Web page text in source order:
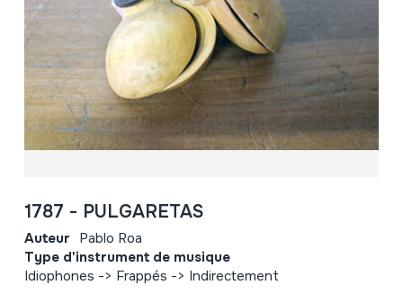
1787 - PULGARETAS
Auteur Pablo Roa
Type d'instrument de musique
Idiophones -> Frappés -> Indirectement